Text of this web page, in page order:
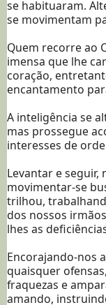
se habituaram.
se movimentam
Quem recorre ao
imensa que lhe
coração,
encantamento
A inteligência se
mas prossegue
interesses de
Levantar e seguir,
movimentar-se
trilhou,
dos nossos
lhes as
Encorajando-nos
quaisquer
fraquezas e
amando,